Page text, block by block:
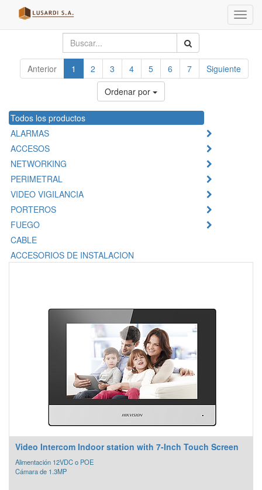
Menú
de
Anterior 1 2 3 4 5 6 7
Siguiente
Ordenar por
Todos los productos
ALARMAS
ACCESOS
NETWORKING
PERIMETRAL
VIDEO VIGILANCIA
PORTEROS
FUEGO
CABLE
ACCESORIOS DE INSTALACION
Video Intercom Indoor station with 7-Inch Touch Screen
Alimentación 12VDC o POE
Cámara de 1.3MP